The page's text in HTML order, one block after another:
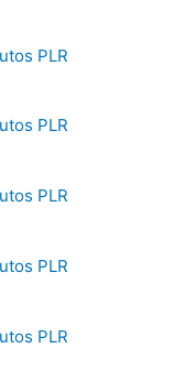
PLR
PLR
PLR
PLR
PLR